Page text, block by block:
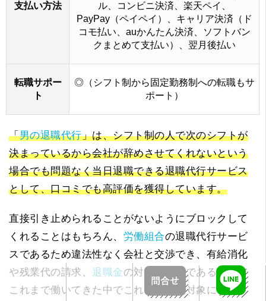
支払い方法
ル、コンビニ決済、楽天ペイ、
PayPay（ペイペイ）、キャリア決済（ド
コモ払い、auかんたん決済、ソフトバン
クまとめて支払い）、翌月後払い
転職サポー
ト
◎（シフト制から固定勤務制への転職もサ
ポート）
「男の退職代行」は、シフト制の人で次のシフトが
決まっているから会社が辞めさせてくれないという
場合でも問題なく当日退職できる退職代行サービス
として、口コミでも高評価を獲得しています。
直接引き止められることがないようにブロックして
くれることはもちろん、 労働組合の退職代行サービ
スであるため違法性なく会社と交渉でき、有給消化
や残業代の請求、 退職金の対応も可能であるため、
これまで働いてきた中でこれらの支給対象になって